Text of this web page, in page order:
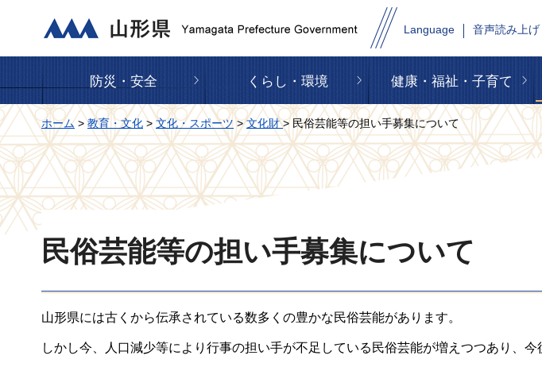
山形県 Language 音声読み上げ
防災・安全 くらし・環境 健康・福祉・子育て
ホーム>教育・文化 > 文化・スポーツ>文化財> 民俗芸能等の担い手募集について
民俗芸能等の担い手募集について
山形県には古くから伝承されている数多くの豊かな民俗芸能があります。
しかし今、人口減少等により行事の担い手が不足している民俗芸能が増えつつあり、今